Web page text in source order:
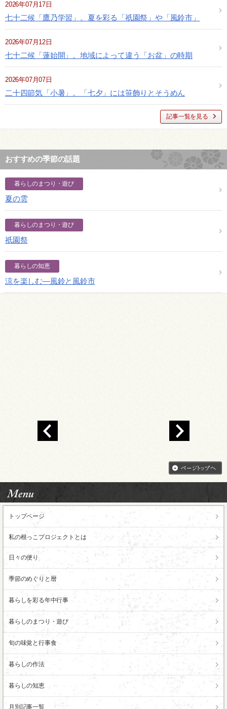
2026年07月17日
七十二候「鷹乃学習」。夏を彩る「祇園祭」や「風鈴市」
2026年07月12日
七十二候「蓮始開」。地域によって違う「お盆」の時期
2026年07月07日
二十四節気「小暑」。「七夕」には笹飾りとそうめん
記事一覧を見る
おすすめの季節の話題
暮らしのまつり・遊び
夏の雲
暮らしのまつり・遊び
祇園祭
暮らしの知恵
涼を楽しむ―風鈴と風鈴市
トップページ
私の根っこ プロジェクトとは
日々の便り
季節のめぐりと暦
暮らしを彩る年中行事
暮らしのまつり・遊び
旬の味覚と行事食
暮らしの作法
暮らしの知恵
月別記事一覧